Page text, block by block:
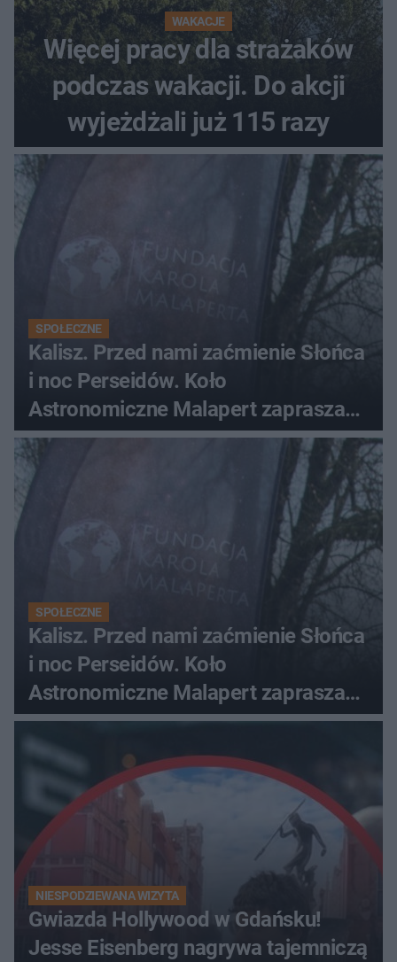
WAKACJE
Więcej pracy dla strażaków
podczas wakacji. Do akcji
wyjeżdżali już 115 razy
SPOŁECZNE
Kalisz. Przed nami zaćmienie Słońca
i noc Perseidów. Koło
Astronomiczne Malapert zaprasza
na wspólne obserwacje
SPOŁECZNE
Kalisz. Przed nami zaćmienie Słońca
i noc Perseidów. Koło
Astronomiczne Malapert zaprasza
na wspólne obserwacje
NIESPODZIEWANA WIZYTA
Gwiazda Hollywood w Gdańsku!
Jesse Eisenberg nagrywa tajemniczą